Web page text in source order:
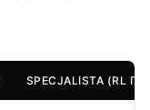
SPECJALISTA (RL